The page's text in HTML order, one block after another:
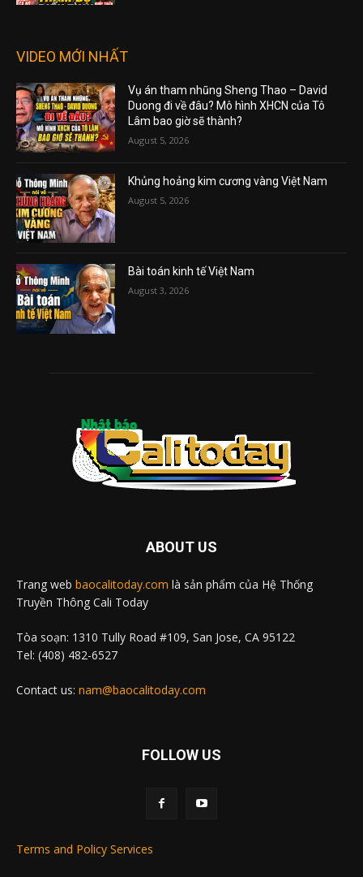
VIDEO MỚI NHẤT
Vụ án tham nhũng Sheng Thao – David
Duong đi về đâu? Mô hình XHCN của Tô
Lâm bao giờ sẽ thành?
August 5, 2026
Khủng hoảng kim cương vàng Việt Nam
August 5, 2026
Bài toán kinh tế Việt Nam
August 3, 2026
ABOUT US
Trang web baocalitoday.com là sản phẩm của Hệ Thống
Truyền Thông Cali Today
Tòa soạn: 1310 Tully Road #109, San Jose, CA 95122
Tel: (408) 482-6527
Contact us: nam@baocalitoday.com
FOLLOW US
Terms and Policy Services